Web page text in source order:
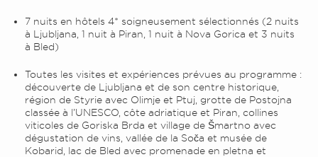
7 nuits en hôtels 4* soigneusement sélectionnés (2 nuits
à Ljubljana, 1 nuit à Piran, 1 nuit à Nova Gorica et 3 nuits
à Bled)
Toutes les visites et expériences prévues au programme :
découverte de Ljubljana et de son centre historique,
région de Styrie avec Olimje et Ptuj, grotte de Postojna
classée à l’UNESCO, côte adriatique et Piran, collines
viticoles de Goriska Brda et village de Šmartno avec
dégustation de vins, vallée de la Soča et musée de
Kobarid, lac de Bled avec promenade en pletna et